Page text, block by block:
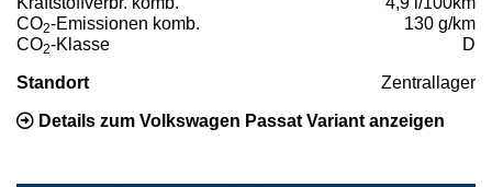
CO2-Emissionen komb.
130 g/km
CO2-Klasse D
Standort Zentrallager
Details zum Volkswagen Passat Variant anzeigen